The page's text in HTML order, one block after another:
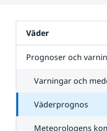
Väder
Prognoser och
Varningar och
Väderprognos
Meteorologens